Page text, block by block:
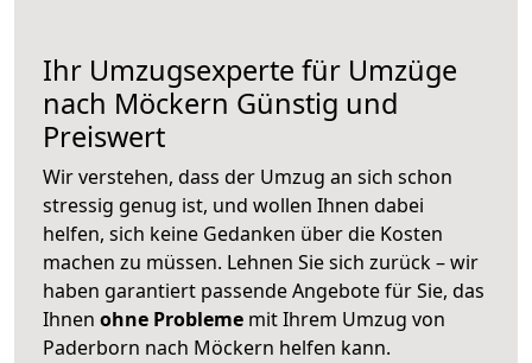
Ihr Umzugsexperte für Umzüge
nach Möckern Günstig und
Preiswert
Wir verstehen, dass der Umzug an sich schon
stressig genug ist, und wollen Ihnen dabei
helfen, sich keine Gedanken über die Kosten
machen zu müssen. Lehnen Sie sich zurück – wir
haben garantiert passende Angebote für Sie, das
Ihnen ohne Probleme mit Ihrem Umzug von
Paderborn nach Möckern helfen kann.